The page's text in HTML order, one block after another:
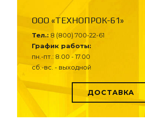
ООО «ТЕХНОПРОК-61»
Тел.: 8 (800) 700-22-61
График работы:
пн.-пт.: 8.00 - 17.00
сб.-вс. - выходной
ДОСТАВКА